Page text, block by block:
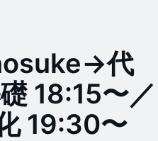
代
18:15〜／
19:30〜